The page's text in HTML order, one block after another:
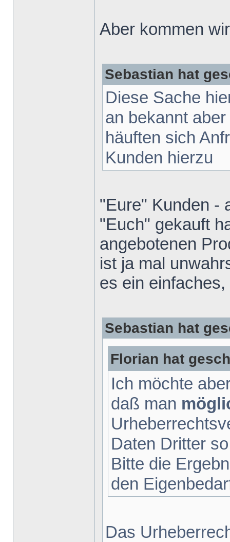
Aber kommen
Sebastian hat
Diese Sache
an bekannt
häuften sich
Kunden hierzu
"Eure" Kunden -
"Euch" gekauft
angebotenen
ist ja mal
es ein
Sebastian hat
Florian hat
Ich möchte
daß man
Daten Dritter
Bitte die
den
Das